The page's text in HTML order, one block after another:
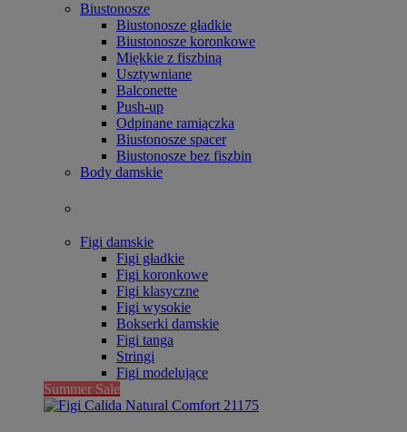
Biustonosze
Biustonosze gładkie
Biustonosze koronkowe
Miękkie z fiszbiną
Usztywniane
Balconette
Push-up
Odpinane ramiączka
Biustonosze spacer
Biustonosze bez fiszbin
Body damskie
Figi damskie
Figi gładkie
Figi koronkowe
Figi klasyczne
Figi wysokie
Bokserki damskie
Figi tanga
Stringi
Figi modelujące
Summer Sale